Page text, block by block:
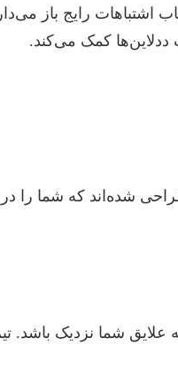
اشتباهات رایج باز
ددلاین‌ها کمک می‌کند.
که شما را در هر
شما نزدیک باشد.